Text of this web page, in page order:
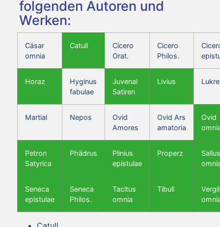
folgenden Autoren und
Werken:
Cäsar
omnia
Catull
Cicero
Orat.
Cicero
Philos.
Horaz
Hyginus
fabulae
Juvenal
Satiren
Livius
Martial Nepos
Ovid
Amores
Ovid Ars
amatoria
Ovid
Petron
Satyrica
Phädrus
Plinius
epistulae
Properz
Seneca
epistulae
Seneca
Philos.
Tacitus
omnia
Tibull
Vergil